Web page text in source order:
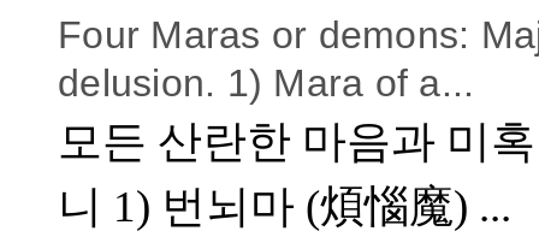
Four Maras or demons:
delusion. 1) Mara of a...
모든 산란한 마음과 미
니 1) 번뇌마 (煩惱魔) ...